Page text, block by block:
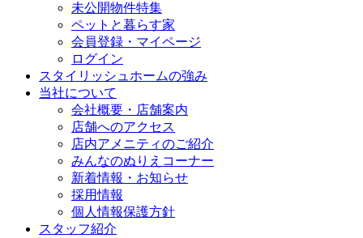
未公開物件特集
ペットと暮らす家
会員登録・マイページ
ログイン
スタイリッシュホームの強み
当社について
会社概要・店舗案内
店舗へのアクセス
店内アメニティのご紹介
みんなのぬりえコーナー
新着情報・お知らせ
採用情報
個人情報保護方針
スタッフ紹介